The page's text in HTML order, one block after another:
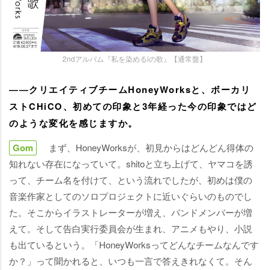
2ndアルバム『私を染めるiの歌』【通常盤】
――クリエイティブチームHoneyWorksと、ボーカリ
ストCHiCO、初めての印象と3年経った今の印象ではど
のような変化を感じますか。
Gom
まず、HoneyWorksが、初見からはどんどん得体の
知れない存在になっていて。shitoと立ち上げて、ヤマコを誘
って、チーム名を付けて、という流れでしたが、初めは僕の
音楽作家としてのソロプロジェクトに近いぐらいのものでし
た。そこからイラストレーターが増え、バンドメンバーが増
えて。そして告白実行委員会が生まれ、アニメもやり、小説
も出ているという。「HoneyWorksってどんなチームなんです
か？」って聞かれると、いつも一言で答えきれなくて。そん